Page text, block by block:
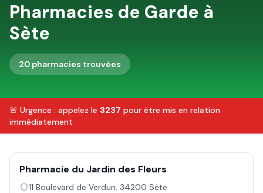
Pharmacies de Garde à
Sète
20 pharmacies trouvées
🚨 Urgence : appelez le 3237 pour être mis en relation
immédiatement
Pharmacie du Jardin des Fleurs
11 Boulevard de Verdun, 34200 Sète